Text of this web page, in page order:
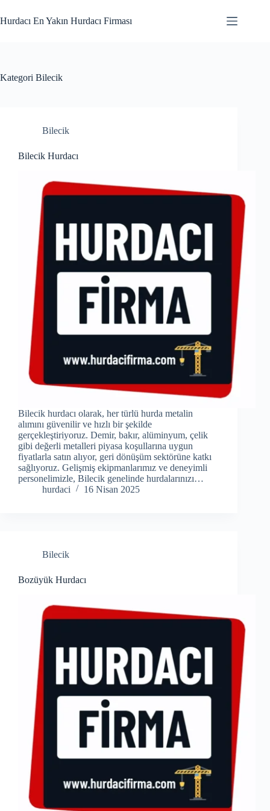
to
content
Hurdacı En Yakın Hurdacı Firması
Kategori Bilecik
Bilecik
Bilecik Hurdacı
Bilecik hurdacı olarak, her türlü hurda metalin
alımını güvenilir ve hızlı bir şekilde
gerçekleştiriyoruz. Demir, bakır, alüminyum, çelik
gibi değerli metalleri piyasa koşullarına uygun
fiyatlarla satın alıyor, geri dönüşüm sektörüne katkı
sağlıyoruz. Gelişmiş ekipmanlarımız ve deneyimli
personelimizle, Bilecik genelinde hurdalarınızı…
hurdaci
16 Nisan 2025
Bilecik
Bozüyük Hurdacı